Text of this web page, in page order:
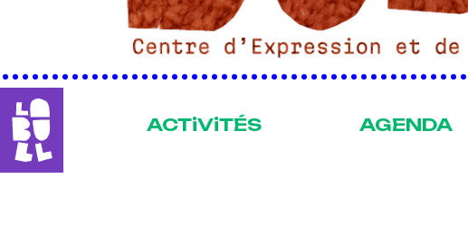
ACTiViTÉS AGENDA